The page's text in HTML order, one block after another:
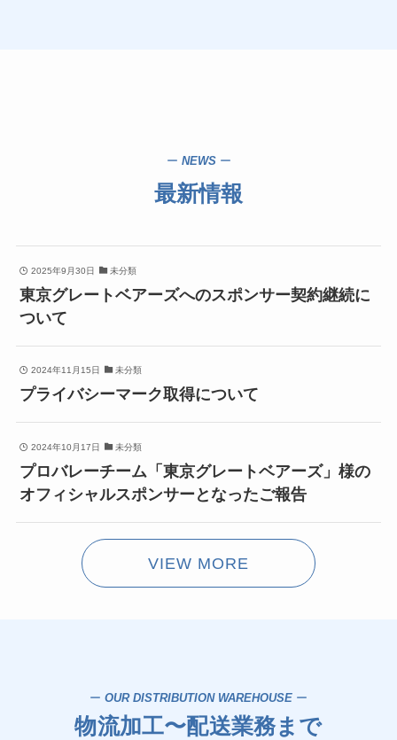
ー NEWSー
最新情報
2025年9月30日 未分類
東京グレートベアーズへのスポンサー契約継続に
ついて
2024年11月15日 未分類
プライバシーマーク取得について
2024年10月17日 未分類
プロバレーチーム「東京グレートベアーズ」様の
オフィシャルスポンサーとなったご報告
VIEW MORE
ー OUR DISTRIBUTION WAREHOUSE ー
物流加工〜配送業務まで